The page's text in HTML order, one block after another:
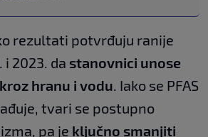
rezultati potvrđuju ranije
i 2023. da stanovnici unose
hranu i vodu. Iako se PFAS
tvari se postupno
pa je ključno smanjiti